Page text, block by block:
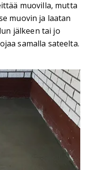
muovilla, mutta
muovin ja laatan
jälkeen tai jo
samalla sateelta.